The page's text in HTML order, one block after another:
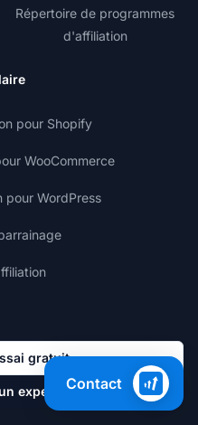
Répertoire de programmes
d'affiliation
pour Shopify
WooCommerce
pour WordPress
gratuit
expert Contact